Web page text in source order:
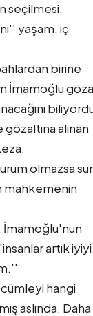
seçilmesi,
yaşam, iç
birine
İmamoğlu
alınan
olmazsa
mahkemenin
İmamoğlu'nun
artık iyiyi
hangi
aslında. Daha